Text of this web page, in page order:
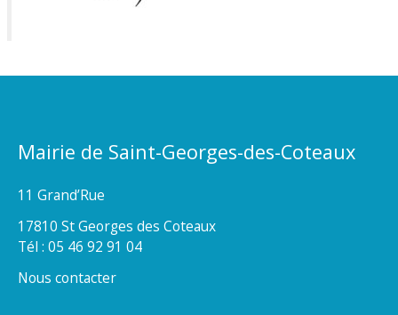
Mairie de Saint-Georges-des-Coteaux
11 Grand’Rue
17810 St Georges des Coteaux
Tél : 05 46 92 91 04
Nous contacter